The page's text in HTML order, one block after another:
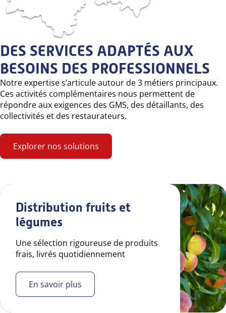
DES SERVICES ADAPTÉS AUX
BESOINS DES PROFESSIONNELS
Notre expertise s’articule autour de 3 métiers principaux.
Ces activités complémentaires nous permettent de
répondre aux exigences des GMS, des détaillants, des
collectivités et des restaurateurs.
Explorer nos solutions
Distribution fruits et
légumes
Une sélection rigoureuse de produits
frais, livrés quotidiennement
En savoir plus